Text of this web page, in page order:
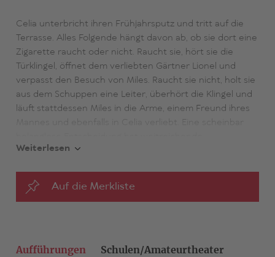
Celia unterbricht ihren Frühjahrsputz und tritt auf die
Terrasse. Alles Folgende hängt davon ab, ob sie dort eine
Zigarette raucht oder nicht. Raucht sie, hört sie die
Türklingel, öffnet dem verliebten Gärtner Lionel und
verpasst den Besuch von Miles. Raucht sie nicht, holt sie
aus dem Schuppen eine Leiter, überhört die Klingel und
läuft stattdessen Miles in die Arme, einem Freund ihres
Mannes und ebenfalls in Celia verliebt. Eine scheinbar
Konsequenzen auf den Handlungsverlauf und führt zu
Beteiligten gänzlich andere Lebensvarianten nach sich
ziehen. Mehrmals noch steht Ayckbourns Mammutwerk
Gemeinde, eine Art wandelbares Bilderbuch, das einen
Weiterlesen
Auf die Merkliste
Aufführungen Schulen/Amateurtheater